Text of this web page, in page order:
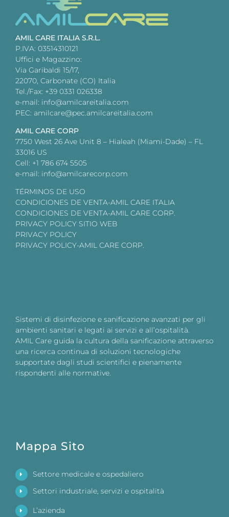
AMIL CARE ITALIA S.R.L.
P.IVA: 03514310121
Uffici e Magazzino:
Via Garibaldi 15/17,
22070, Carbonate (CO) Italia
Tel./Fax: +39 0331 026338
e-mail: info@amilcareitalia.com
PEC: amilcare@pec.amilcareitalia.com
AMIL CARE CORP
7750 West 26 Ave Unit 8 – Hialeah (Miami-Dade) – FL
33016 US
Cell: +1 786 674 5505
e-mail: info@amilcarecorp.com
TÉRMINOS DE USO
CONDICIONES DE VENTA-AMIL CARE ITALIA
CONDICIONES DE VENTA-AMIL CARE CORP.
PRIVACY POLICY SITIO WEB
PRIVACY POLICY
PRIVACY POLICY-AMIL CARE CORP.
Sistemi di disinfezione e sanificazione avanzati per gli
ambienti sanitari e legati ai servizi e all’ospitalità.
AMIL Care guida la cultura della sanificazione attraverso
una ricerca continua di soluzioni tecnologiche
supportate dagli studi scientifici e pienamente
rispondenti alle normative.
Mappa Sito
Settore medicale e ospedaliero
Settori industriale, servizi e ospitalità
L’azienda